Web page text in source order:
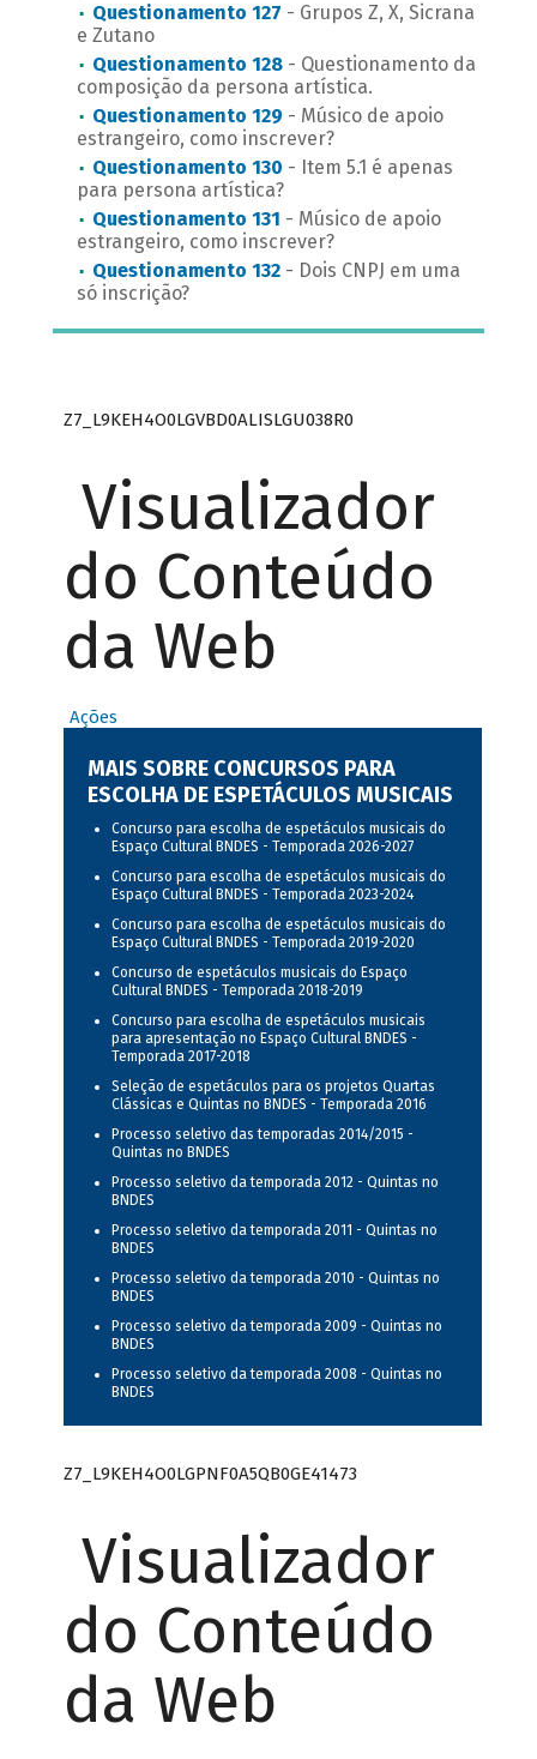
Questionamento 127 - Grupos Z, X, Sicrana
e Zutano
Questionamento 128 - Questionamento da
composição da persona artística.
Questionamento 129 - Músico de apoio
estrangeiro, como inscrever?
Questionamento 130 - Item 5.1 é apenas
para persona artística?
Questionamento 131 - Músico de apoio
estrangeiro, como inscrever?
Questionamento 132 - Dois CNPJ em uma
só inscrição?
Z7_L9KEH4O0LGVBD0ALISLGU038R0
Visualizador
do Conteúdo
da Web
Ações
MAIS SOBRE CONCURSOS PARA
ESCOLHA DE ESPETÁCULOS MUSICAIS
Concurso para escolha de espetáculos musicais do
Espaço Cultural BNDES - Temporada 2026-2027
Concurso para escolha de espetáculos musicais do
Espaço Cultural BNDES - Temporada 2023-2024
Concurso para escolha de espetáculos musicais do
Espaço Cultural BNDES - Temporada 2019-2020
Concurso de espetáculos musicais do Espaço
Cultural BNDES - Temporada 2018-2019
Concurso para escolha de espetáculos musicais
para apresentação no Espaço Cultural BNDES -
Temporada 2017-2018
Seleção de espetáculos para os projetos Quartas
Clássicas e Quintas no BNDES - Temporada 2016
Processo seletivo das temporadas 2014/2015 -
Quintas no BNDES
Processo seletivo da temporada 2012 - Quintas no
BNDES
Processo seletivo da temporada 2011 - Quintas no
BNDES
Processo seletivo da temporada 2010 - Quintas no
BNDES
Processo seletivo da temporada 2009 - Quintas no
BNDES
Processo seletivo da temporada 2008 - Quintas no
BNDES
Z7_L9KEH4O0LGPNF0A5QB0GE41473
Visualizador
do Conteúdo
da Web